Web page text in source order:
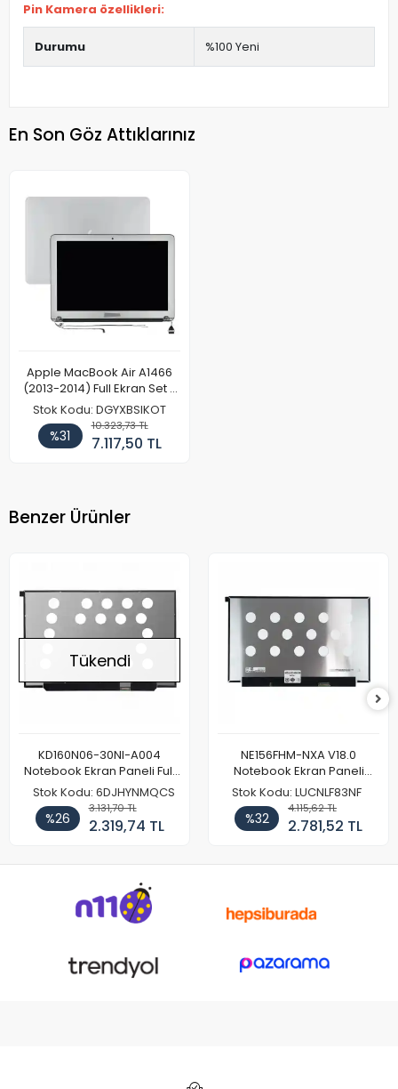
Pin Kamera özellikleri:
Durumu %100 Yeni
En Son Göz Attıklarınız
Apple MacBook Air A1466
(2013-2014) Full Ekran Set -
6 Pin Kamera
Stok Kodu: DGYXBSIKOT
%31
10.323,73 TL
7.117,50 TL
Benzer Ürünler
Tükendi
KD160N06-30NI-A004
Notebook Ekran Paneli Full
HD
Stok Kodu: 6DJHYNMQCS
%26
3.131,70 TL
2.319,74 TL
NE156FHM-NXA V18.0
Notebook Ekran Paneli
144Hz
Stok Kodu: LUCNLF83NF
%32
4.115,62 TL
2.781,52 TL